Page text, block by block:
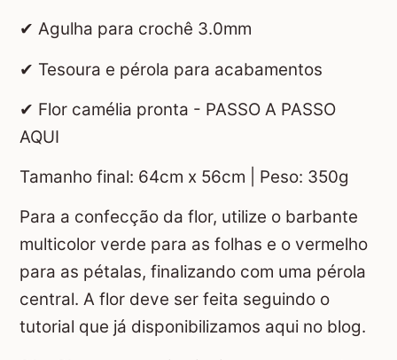
✔ Agulha para crochê 3.0mm
✔ Tesoura e pérola para acabamentos
✔ Flor camélia pronta - PASSO A PASSO
AQUI
Tamanho final: 64cm x 56cm | Peso: 350g
Para a confecção da flor, utilize o barbante
multicolor verde para as folhas e o vermelho
para as pétalas, finalizando com uma pérola
central. A flor deve ser feita seguindo o
tutorial que já disponibilizamos aqui no blog.